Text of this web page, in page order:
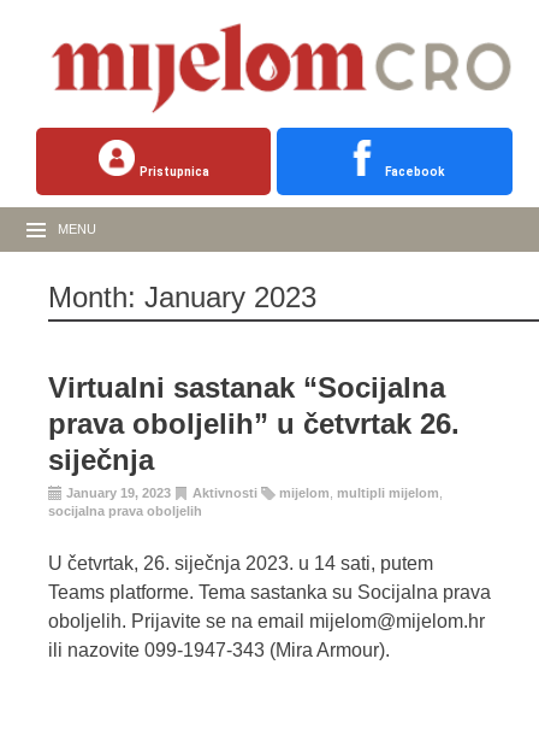
Pristupnica Facebook
MENU
Month: January 2023
Virtualni sastanak “Socijalna
prava oboljelih” u četvrtak 26.
siječnja
January 19, 2023 Aktivnosti mijelom multipli mijelom
socijalna prava oboljelih
U četvrtak, 26. siječnja 2023. u 14 sati, putem
Teams platforme. Tema sastanka su Socijalna prava
oboljelih. Prijavite se na email mijelom@mijelom.hr
ili nazovite 099-1947-343 (Mira Armour).